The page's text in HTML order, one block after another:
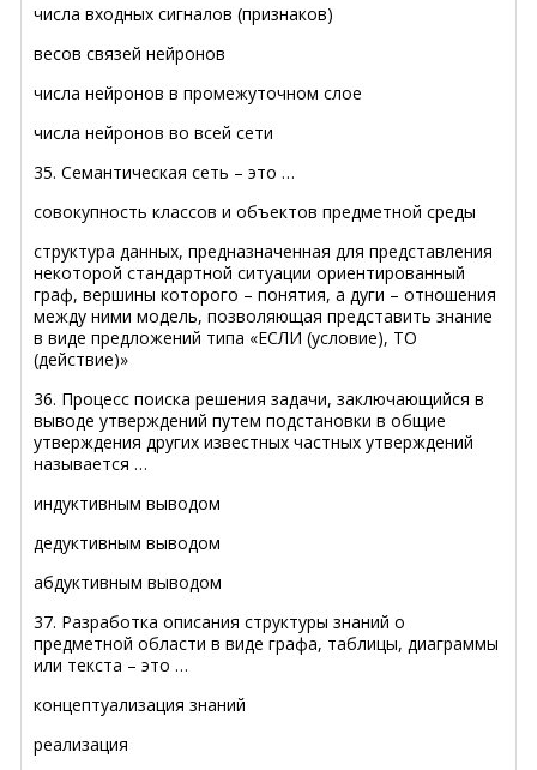
числа входных сигналов (признаков)
весов связей нейронов
числа нейронов в промежуточном слое
числа нейронов во всей сети
35. Семантическая сеть – это …
совокупность классов и объектов предметной среды
структура данных, предназначенная для представления
некоторой стандартной ситуации ориентированный
граф, вершины которого – понятия, а дуги – отношения
между ними модель, позволяющая представить знание
в виде предложений типа «ЕСЛИ (условие), ТО
(действие)»
36. Процесс поиска решения задачи, заключающийся в
выводе утверждений путем подстановки в общие
утверждения других известных частных утверждений
называется …
индуктивным выводом
дедуктивным выводом
абдуктивным выводом
37. Разработка описания структуры знаний о
предметной области в виде графа, таблицы, диаграммы
или текста – это …
концептуализация знаний
реализация